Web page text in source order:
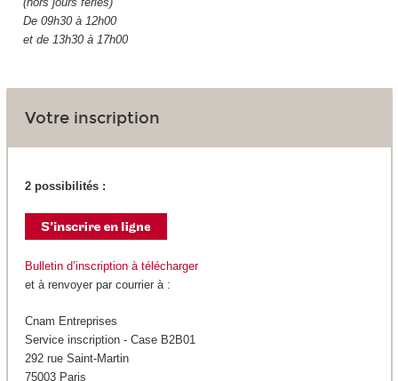
De 09h30 à 12h00
et de 13h30 à 17h00
Votre inscription
2 possibilités :
Bulletin d’inscription à télécharger
et à renvoyer par courrier à :
Cnam Entreprises
Service inscription - Case B2B01
292 rue Saint-Martin
75003 Paris